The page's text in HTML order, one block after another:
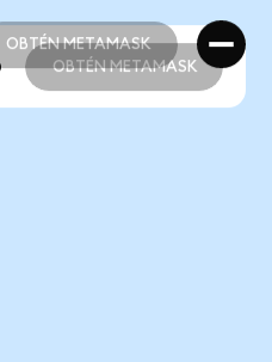
OBTÉN METAMASK
OBTÉN METAMASK
OBTÉN METAMASK